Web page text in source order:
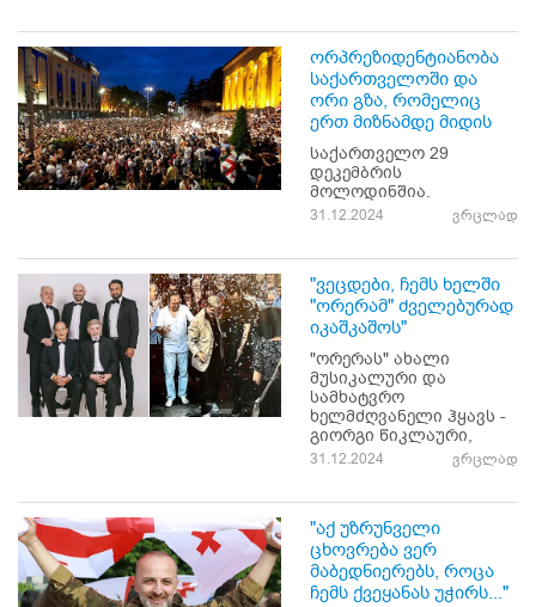
ორპრეზიდენტიანობა
საქართველოში და
ორი გზა, რომელიც
ერთ მიზნამდე მიდის
საქართველო 29
დეკემბრის
მოლოდინშია.
31.12.2024 ვრცლად
"ვეცდები, ჩემს ხელში
"ორერამ" ძველებურად
იკაშკაშოს"
"ორერას" ახალი
მუსიკალური და
სამხატვრო
ხელმძღვანელი ჰყავს -
გიორგი წიკლაური,
31.12.2024 ვრცლად
"აქ უზრუნველი
ცხოვრება ვერ
მაბედნიერებს, როცა
ჩემს ქვეყანას უჭირს..."